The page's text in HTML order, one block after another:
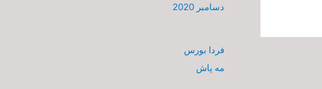
دسامبر 2020
فردا بورس
مه پاش